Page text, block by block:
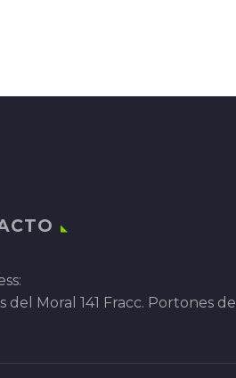
del Moral 141 Fracc. Portones del